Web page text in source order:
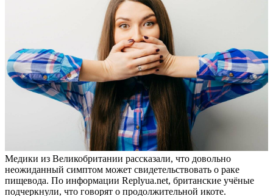
Медики из Великобритании рассказали, что довольно
неожиданный симптом может свидетельствовать о раке
пищевода. По информации Replyua.net, британские учёные
подчеркнули, что говорят о продолжительной икоте.